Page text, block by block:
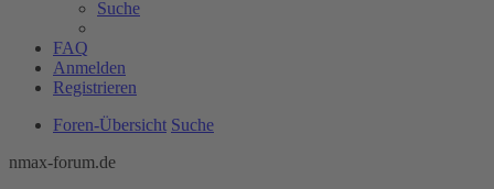
Suche
FAQ
Anmelden
Registrieren
Foren-Übersicht Suche
nmax-forum.de